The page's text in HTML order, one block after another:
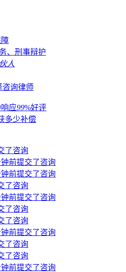
、刑事辩护
人
咨询律师
应99%好评
多少补偿
了咨询
前提交了咨询
前提交了咨询
了咨询
前提交了咨询
了咨询
了咨询
前提交了咨询
了咨询
了咨询
前提交了咨询